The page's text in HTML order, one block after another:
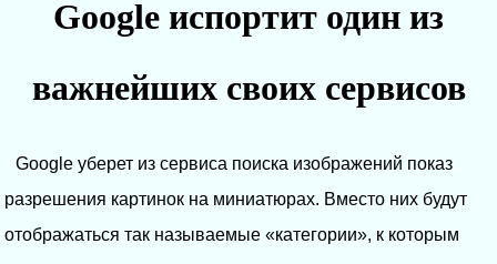
Google испортит один из
важнейших своих сервисов
Google уберет из сервиса поиска изображений показ
разрешения картинок на миниатюрах. Вместо них будут
отображаться так называемые «категории», к которым